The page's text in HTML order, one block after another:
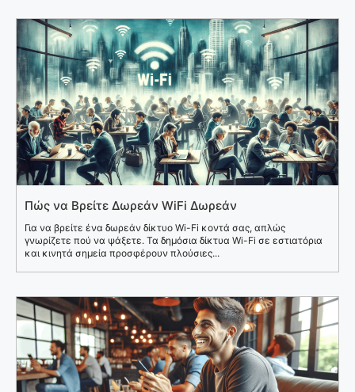
Πώς να Βρείτε Δωρεάν WiFi Δωρεάν
Για να βρείτε ένα δωρεάν δίκτυο Wi-Fi κοντά σας, απλώς
γνωρίζετε πού να ψάξετε. Τα δημόσια δίκτυα Wi-Fi σε εστιατόρια
και κινητά σημεία προσφέρουν πλούσιες...